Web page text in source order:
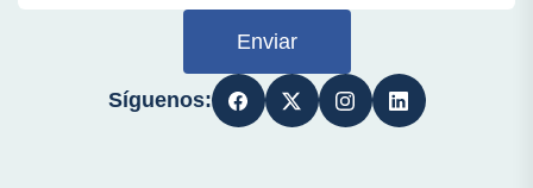
Enviar
Síguenos: